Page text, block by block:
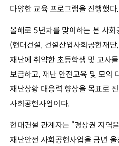
다양한 교육 프로그램을 진행했다.
올해로 5년차를 맞이하는 본 사
(현대건설, 건설산업사회공헌재
재난에 취약한 초등학생 및 교사
보급하고, 재난 안전교육 및 모의
재난상황 대응력 향상을 목표로
사회공헌사업이다.
현대건설 관계자는 “경상권 지역
재난안전 사회공헌사업을 금년